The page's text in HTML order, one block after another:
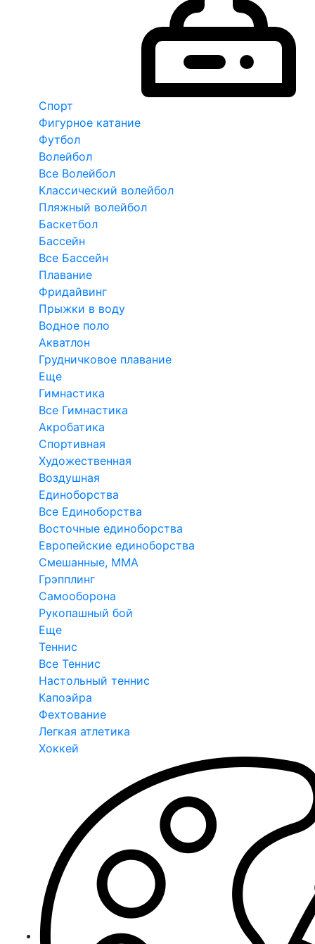
Спорт
Фигурное катание
Футбол
Волейбол
Все Волейбол
Классический волейбол
Пляжный волейбол
Баскетбол
Бассейн
Все Бассейн
Плавание
Фридайвинг
Прыжки в воду
Водное поло
Акватлон
Грудничковое плавание
Еще
Гимнастика
Все Гимнастика
Акробатика
Спортивная
Художественная
Воздушная
Единоборства
Все Единоборства
Восточные единоборства
Европейские единоборства
Смешанные, ММА
Грэпплинг
Самооборона
Рукопашный бой
Еще
Теннис
Все Теннис
Настольный теннис
Капоэйра
Фехтование
Легкая атлетика
Хоккей